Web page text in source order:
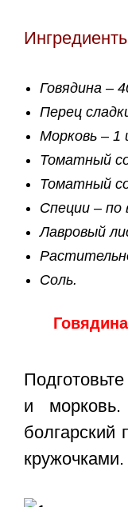
Говядина –
Перец
Морковь –
Томатный
Томатный
Специи – по
Лавровый
Соль.
и
болгарский
кружочками.